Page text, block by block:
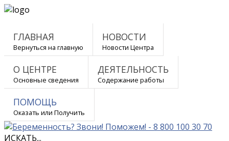
ГЛАВНАЯ
Вернуться на главную
НОВОСТИ
Новости Центра
О ЦЕНТРЕ
Основные сведения
ДЕЯТЕЛЬНОСТЬ
Содержание работы
ПОМОЩЬ
Оказать или Получить
ИСКАТЬ...